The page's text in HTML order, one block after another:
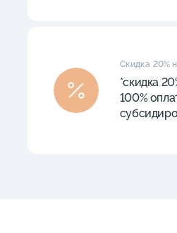
Скидка 20%
*скидка
100%